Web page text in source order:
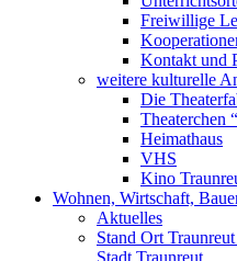
Freiwillige
Kontakt und
weitere kulturelle
Die
Theaterchen
Heimathaus
VHS
Kino
Wohnen, Wirtschaft,
Aktuelles
Stand Ort
Stadt Traunreut